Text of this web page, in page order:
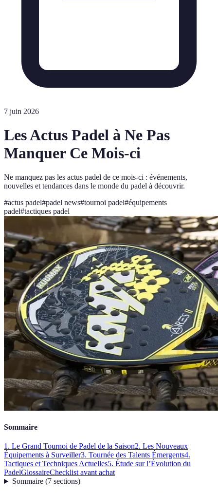
7 juin 2026
Les Actus Padel à Ne Pas
Manquer Ce Mois-ci
Ne manquez pas les actus padel de ce mois-ci : événements,
nouvelles et tendances dans le monde du padel à découvrir.
#actus padel#padel news#tournoi padel#équipements
padel#tactiques padel
Sommaire
1. Le Grand Tournoi de Padel de la Saison2. Les Nouveaux
Équipements à Surveiller3. Tournée des Talents Émergents4.
Tactiques et Techniques Actuelles5. Étude sur l’Évolution du
PadelGlossaireChecklist avant achat
Sommaire(7 sections)